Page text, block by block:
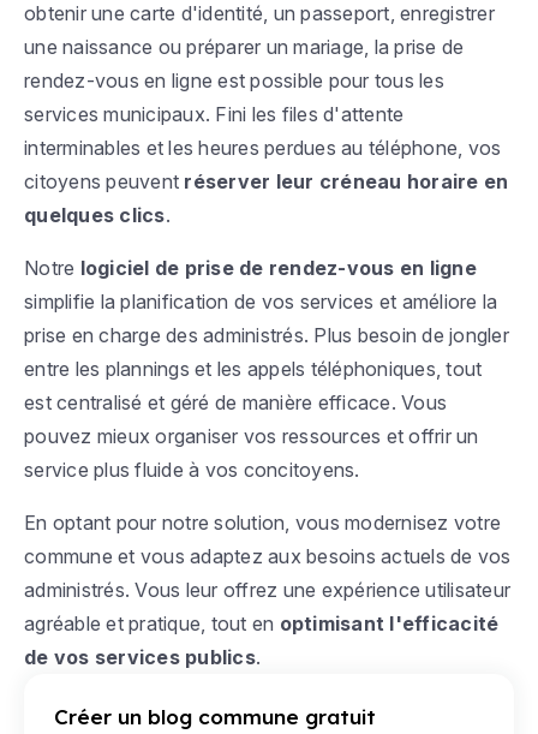
obtenir une carte d'identité, un passeport, enregistrer
une naissance ou préparer un mariage, la prise de
rendez-vous en ligne est possible pour tous les
services municipaux. Fini les files d'attente
interminables et les heures perdues au téléphone, vos
citoyens peuvent réserver leur créneau horaire en
quelques clics.
Notre logiciel de prise de rendez-vous en ligne
simplifie la planification de vos services et améliore la
prise en charge des administrés. Plus besoin de jongler
entre les plannings et les appels téléphoniques, tout
est centralisé et géré de manière efficace. Vous
pouvez mieux organiser vos ressources et offrir un
service plus fluide à vos concitoyens.
En optant pour notre solution, vous modernisez votre
commune et vous adaptez aux besoins actuels de vos
administrés. Vous leur offrez une expérience utilisateur
agréable et pratique, tout en optimisant l'efficacité
de vos services publics.
Créer un blog commune gratuit